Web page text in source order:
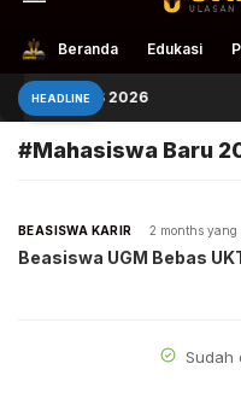
Ulasan
Beranda Edukasi
HEADLINE
Masuk STIS 2026
#Mahasiswa Baru
BEASISWA KARIR 2 months yang
Beasiswa UGM Bebas
Sudah